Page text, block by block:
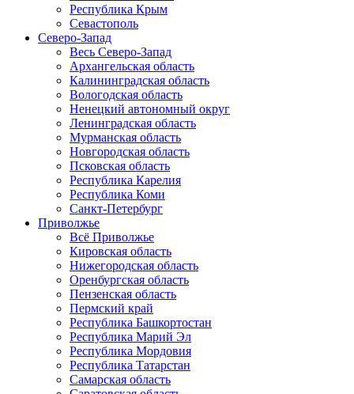
Республика Крым
Севастополь
Северо-Запад
Весь Северо-Запад
Архангельская область
Калининградская область
Вологодская область
Ненецкий автономный округ
Ленинградская область
Мурманская область
Новгородская область
Псковская область
Республика Карелия
Республика Коми
Санкт-Петербург
Приволжье
Всё Приволжье
Кировская область
Нижегородская область
Оренбургская область
Пензенская область
Пермский край
Республика Башкортостан
Республика Марий Эл
Республика Мордовия
Республика Татарстан
Самарская область